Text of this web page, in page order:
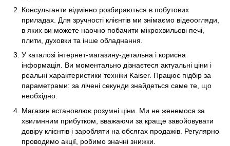
Консультанти відмінно розбираються в побутових
приладах. Для зручності клієнтів ми знімаємо відеоогляди,
в яких ви можете наочно побачити мікрохвильові печі,
плити, духовки та інше обладнання.
У каталозі інтернет-магазину-детальна і корисна
інформація. Ви моментально дізнаєтеся актуальні ціни і
реальні характеристики техніки Kaiser. Працює підбір за
параметрами: за лічені секунди знайдеться саме те, що
необхідно.
Магазин встановлює розумні ціни. Ми не женемося за
хвилинним прибутком, вважаючи за краще завойовувати
довіру клієнтів і заробляти на обсягах продажів. Регулярно
проводимо акції, робимо значні знижки.